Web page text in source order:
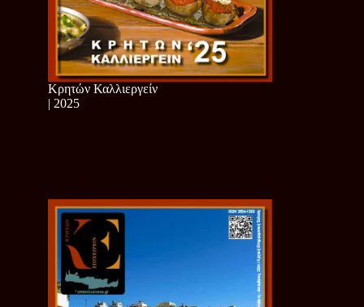
Κρητών Καλλιεργείν
| 2025